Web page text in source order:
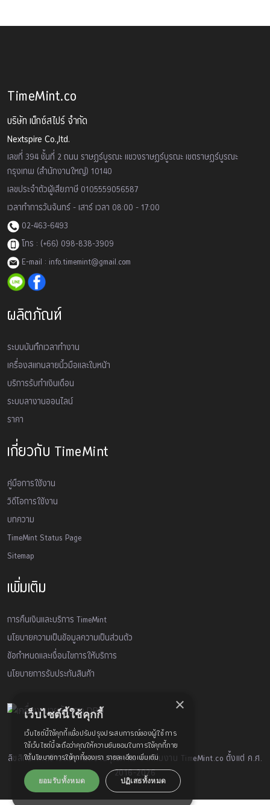
TimeMint.co
บริษัท เน็กซ์สไปร์ จำกัด
Nextspire Co.,ltd.
เลขที่ 394 ชั้นที่ 2 ถนน ราษฏร์บูรณะ แขวงราษฏร์บูรณะ เขตราษฏร์บูรณะ
กรุงเทพ (สำนักงานใหญ่) 10140
เลขประจำตัวผู้เสียภาษี 0105559056587
เวลาทำการวันจันทร์ - เสาร์ เวลา 08:00 - 17:00
02-463-6493
โทร : (+66) 098-838-3909
E-mail : info.timemint@gmail.com
ผลิตภัณฑ์
ระบบบันทึกเวลาทำงาน
เครื่องสเเกนลายนิ้วมือและใบหน้า
บริการรับทำเงินเดือน
ระบบลางานออนไลน์
ราคา
เกี่ยวกับ TimeMint
คู่มือการใช้งาน
วิดีโอการใช้งาน
บทความ
TimeMint Status Page
Sitemap
เพิ่มเติม
การคืนเงินและบริการ TimeMint
นโยบายความเป็นข้อมูลความเป็นส่วนตัว
ข้อกำหนดและเงื่อนไขการให้บริการ
นโยบายการรับประกันสินค้า
ลิขสิทธิ์และสร้างสรรค์ผลงานคุณภาพ จากทีมงาน TimeMint.co ตั้งแต่ ค.ศ.
2016-2026
×
เว็บไซต์นี้ใช้คุกกี้
เว็บไซต์นี้ใช้คุกกี้เพื่อปรับปรุงประสบการณ์ของผู้ใช้ การ
ใช้เว็บไซต์นี้จะถือว่าคุณให้ความยินยอมในการใช้คุกกี้ภาย
ใต้นโยบายการใช้คุกกี้ของเรารายละเอียดเพิ่มเติม
ยอมรับทั้งหมด ปฏิเสธทั้งหมด